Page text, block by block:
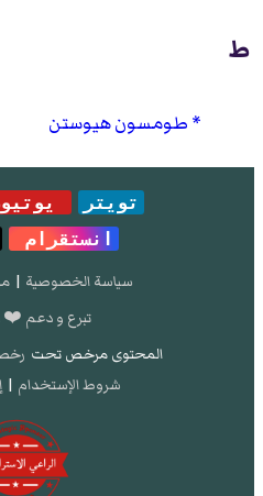
ط
طومسون هيوستن
تويتر
انستقرام
سياسة الخصوصية |
تبرع و دعم ❤️ donation
المحتوى مرخص تحت
شروط الإستخدام |